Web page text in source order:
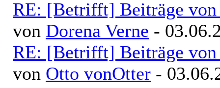
RE: [Betrifft] Beiträge von
von Dorena Verne -
RE: [Betrifft] Beiträge von
von Otto vonOtter -